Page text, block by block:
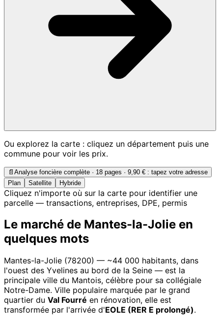
Ou explorez la carte : cliquez un département puis une
commune pour voir les prix.
📄 Analyse foncière complète · 18 pages · 9,90 € : tapez votre adresse
Plan
Satellite Hybride
Cliquez n'importe où sur la carte pour identifier une
parcelle — transactions, entreprises, DPE, permis
Le marché de Mantes-la-Jolie en
quelques mots
Mantes-la-Jolie (78200) — ~44 000 habitants, dans
l'ouest des Yvelines au bord de la Seine — est la
principale ville du Mantois, célèbre pour sa collégiale
Notre-Dame. Ville populaire marquée par le grand
quartier du Val Fourré en rénovation, elle est
transformée par l'arrivée d'EOLE (RER E prolongé).